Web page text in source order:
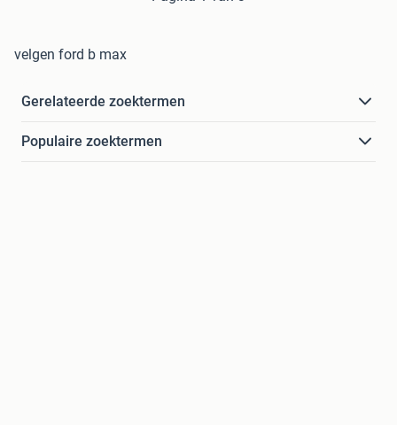
velgen ford b max
Gerelateerde zoektermen
Populaire zoektermen